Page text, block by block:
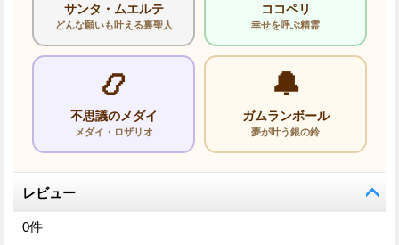
サンタ・ムエルテ
どんな願いも叶える裏聖人
ココペリ
幸せを呼ぶ精霊
📿
不思議のメダイ
メダイ・ロザリオ
🔔
ガムランボール
夢が叶う銀の鈴
レビュー
0件